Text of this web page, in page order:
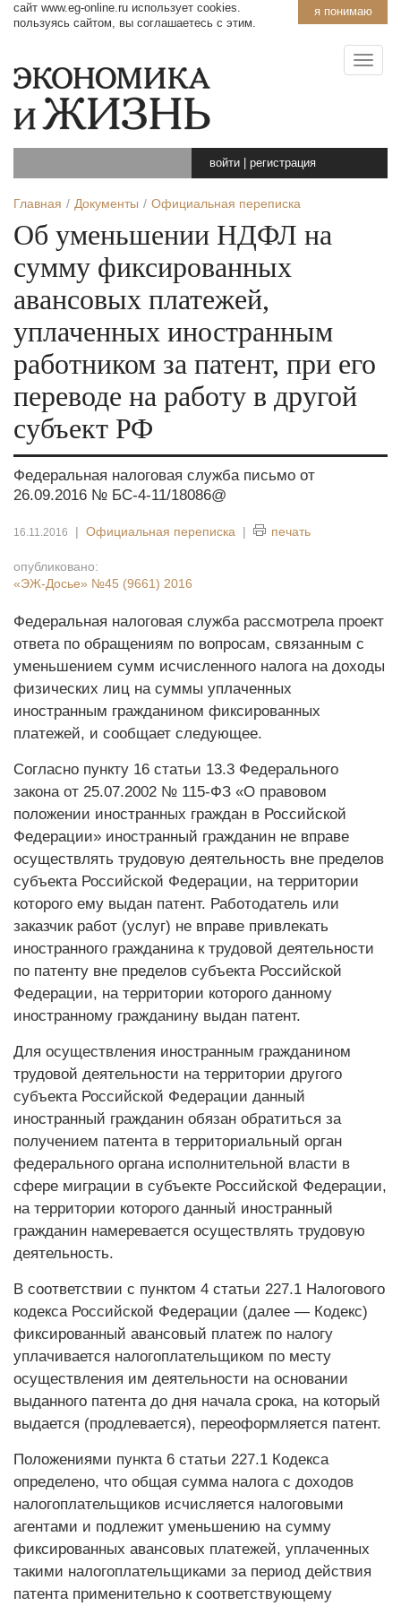
я понимаю
сайт www.eg-online.ru использует cookies.
пользуясь сайтом, вы соглашаетесь с этим.
войти регистрация
Главная Документы Официальная переписка
Об уменьшении НДФЛ на
сумму фиксированных
авансовых платежей,
уплаченных иностранным
работником за патент, при его
переводе на работу в другой
субъект РФ
Федеральная налоговая служба письмо от
26.09.2016 № БС-4-11/18086@
16.11.2016 | Официальная переписка | печать
опубликовано:
«ЭЖ-Досье» №45 (9661) 2016
Федеральная налоговая служба рассмотрела проект
ответа по обращениям по вопросам, связанным с
уменьшением сумм исчисленного налога на доходы
физических лиц на суммы уплаченных
иностранным гражданином фиксированных
платежей, и сообщает следующее.
Согласно пункту 16 статьи 13.3 Федерального
закона от 25.07.2002 № 115‑ФЗ «О правовом
положении иностранных граждан в Российской
Федерации» иностранный гражданин не вправе
осуществлять трудовую деятельность вне пределов
субъекта Российской Федерации, на территории
которого ему выдан патент. Работодатель или
заказчик работ (услуг) не вправе привлекать
иностранного гражданина к трудовой деятельности
по патенту вне пределов субъекта Российской
Федерации, на территории которого данному
иностранному гражданину выдан патент.
Для осуществления иностранным гражданином
трудовой деятельности на территории другого
субъекта Российской Федерации данный
иностранный гражданин обязан обратиться за
получением патента в территориальный орган
федерального органа исполнительной власти в
сфере миграции в субъекте Российской Федерации,
на территории которого данный иностранный
гражданин намеревается осуществлять трудовую
деятельность.
В соответствии с пунктом 4 статьи 227.1 Налогового
кодекса Российской Федерации (далее — Кодекс)
фиксированный авансовый платеж по налогу
уплачивается налогоплательщиком по месту
осуществления им деятельности на основании
выданного патента до дня начала срока, на который
выдается (продлевается), переоформляется патент.
Положениями пункта 6 статьи 227.1 Кодекса
определено, что общая сумма налога с доходов
налогоплательщиков исчисляется налоговыми
агентами и подлежит уменьшению на сумму
фиксированных авансовых платежей, уплаченных
такими налогоплательщиками за период действия
патента применительно к соответствующему